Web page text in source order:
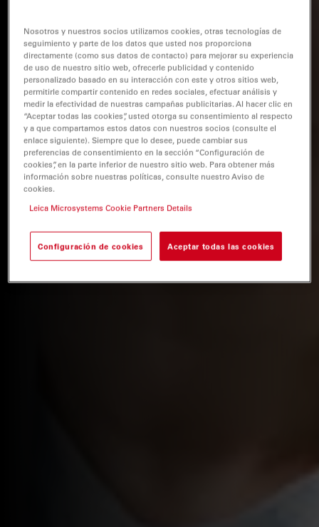
Nosotros y nuestros socios utilizamos cookies, otras tecnologías de
seguimiento y parte de los datos que usted nos proporciona
directamente (como sus datos de contacto) para mejorar su experiencia
de uso de nuestro sitio web, ofrecerle publicidad y contenido
personalizado basado en su interacción con este y otros sitios web,
permitirle compartir contenido en redes sociales, efectuar análisis y
medir la efectividad de nuestras campañas publicitarias. Al hacer clic en
“Aceptar todas las cookies”, usted otorga su consentimiento al respecto
y a que compartamos estos datos con nuestros socios (consulte el
enlace siguiente). Siempre que lo desee, puede cambiar sus
preferencias de consentimiento en la sección “Configuración de
cookies”, en la parte inferior de nuestro sitio web. Para obtener más
información sobre nuestras políticas, consulte nuestro Aviso de
cookies.
Leica Microsystems Cookie Partners Details
Configuración de cookies Aceptar todas las cookies